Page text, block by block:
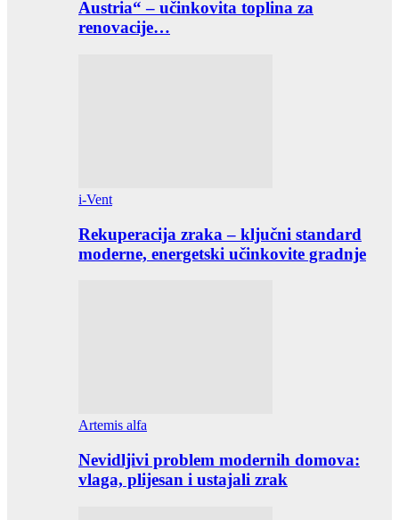
Austria“ – učinkovita toplina za
renovacije…
i-Vent
Rekuperacija zraka – ključni standard
moderne, energetski učinkovite gradnje
Artemis alfa
Nevidljivi problem modernih domova:
vlaga, plijesan i ustajali zrak